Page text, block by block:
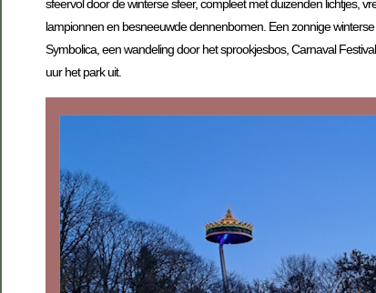
sfeervol door de winterse sfeer, compleet met duizenden lichtjes,
lampionnen en besneeuwde dennenbomen. Een zonnige
Symbolica, een wandeling door het sprookjesbos, Carnaval
uur het park uit.